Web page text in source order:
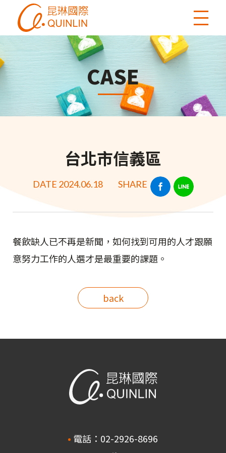
CASE
台北市信義區
DATE 2024.06.18 SHARE
餐飲缺人已不再是新聞，如何找到可用的人才跟願
意努力工作的人選才是最重要的課題。
back
電話：02-2926-8696